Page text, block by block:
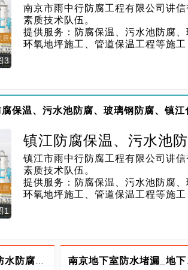
3
道保温工程等施工
南京市雨中行防腐工程有限公司讲
素质技术队伍。
提供服务：防腐保温、污水池防腐
环氧地坪施工、管道保温工程等施工
保温、污水池防腐、玻璃钢防腐、镇
1
镇江防腐保温、污水池
道保温工程等施工
镇江市雨中行防腐工程有限公司讲
素质技术队伍。
提供服务：防腐保温、污水池防腐
环氧地坪施工、管道保温工程等施工